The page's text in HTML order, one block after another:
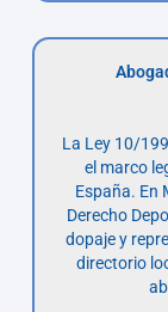
La Ley 10/
el marco
España. En
Derecho
dopaje y
directorio